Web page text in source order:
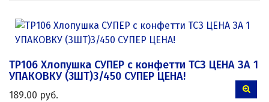
ТР106 Хлопушка СУПЕР с конфетти ТСЗ ЦЕНА ЗА 1
УПАКОВКУ (3ШТ)3/450 СУПЕР ЦЕНА!
189.00 руб.